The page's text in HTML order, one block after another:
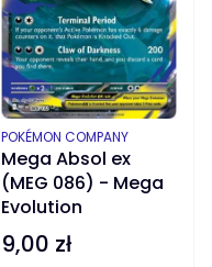
Mega Absol ex
(MEG 086) - Mega
Evolution
PRODUCENT
POKÉMON COMPANY
Cena
9,00 zł